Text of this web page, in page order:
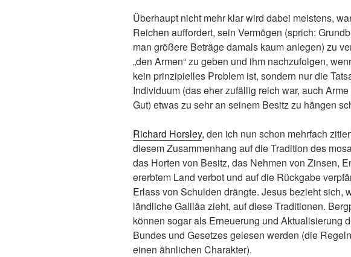
Überhaupt nicht mehr klar wird dabei meistens,
Reichen auffordert, sein Vermögen (sprich:
man größere Beträge damals kaum anlegen) zu
„den Armen“ zu geben und ihm nachzufolgen,
kein prinzipielles Problem ist, sondern nur die
Individuum (das eher zufällig reich war, auch
Gut) etwas zu sehr an seinem Besitz zu hängen
Richard Horsley, den ich nun schon mehrfach
diesem Zusammenhang auf die Tradition des
das Horten von Besitz, das Nehmen von Zinsen,
ererbtem Land verbot und auf die Rückgabe
Erlass von Schulden drängte. Jesus bezieht sich,
ländliche Galiläa zieht, auf diese Traditionen.
können sogar als Erneuerung und Aktualisierung
Bundes und Gesetzes gelesen werden (die
einen ähnlichen Charakter).